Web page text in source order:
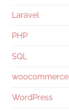
Laravel
PHP
SQL
woocommerce
WordPress